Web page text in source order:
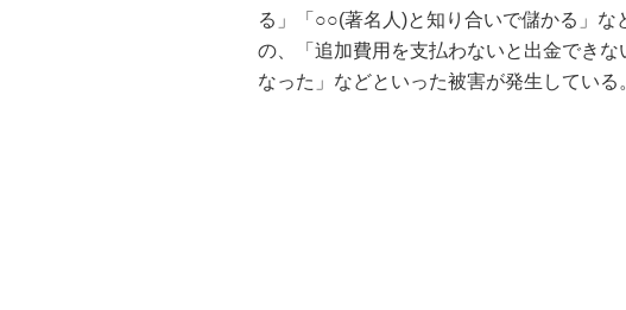
る」「○○(著名人)と知り合いで儲かる」
の、「追加費用を支払わないと出金でき
なった」などといった被害が発生している